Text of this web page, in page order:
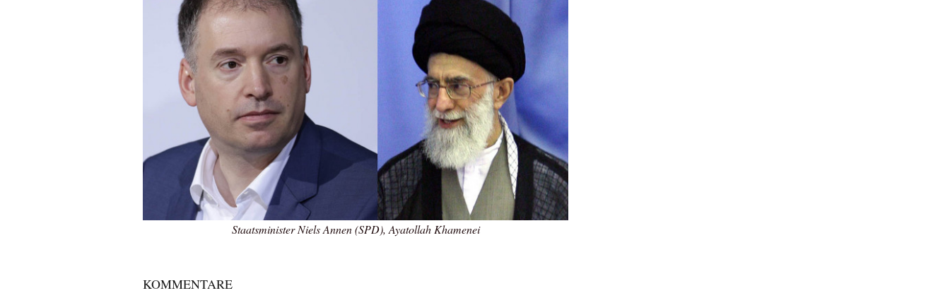
Staatsminister Niels Annen (SPD), Ayatollah Khamenei
KOMMENTARE